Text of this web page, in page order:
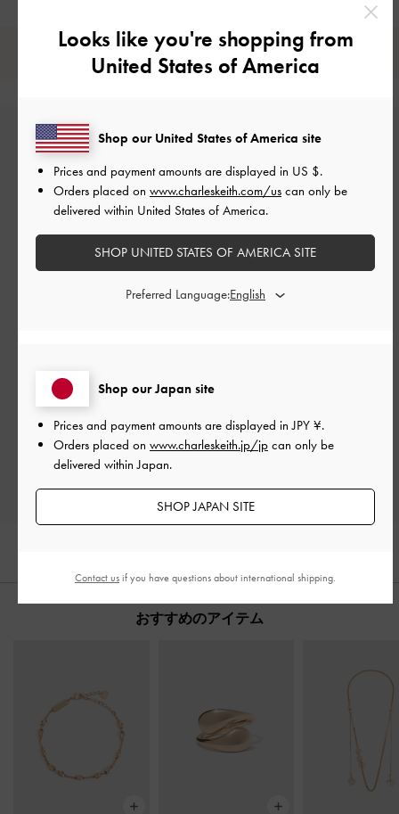
レビューは購入した方のみ投稿ができます。
カスタマーレビュー
Let us know what you think
レビューを書く
おすすめのアイテム
Looks like you're shopping from
United States of America
Shop our Japan site
Prices and payment amounts are displayed inJPY ¥.
Orders placed on www.charleskeith.jp/jp can only be
delivered within Japan.
SHOP JAPAN SITE
Shop our United States of America site
Prices and payment amounts are displayed in US $.
Orders placed on www.charleskeith.com/us can only be
delivered within United States of America.
SHOP UNITED STATES OF AMERICA SITE
Preferred Language:
Contact usif you have questions about international shipping.